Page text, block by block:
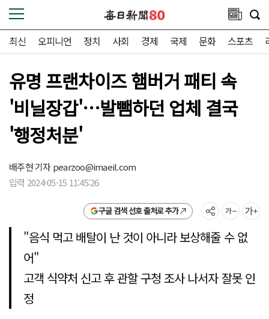
최신 오피니언 정치 사회 경제 국제 문화 스포츠
유명 프랜차이즈 햄버거 패티 속
'비닐장갑'…발뺌하던 업체 결국
'행정처분'
배주현 기자pearzoo@imaeil.com
입력 2024-05-15 11:45:26
구글 검색 선호 출처로 추가
"음식 먹고 배탈이 난 것이 아니라 보상해줄 수 없
어"
고객 식약처 신고 후 관할 구청 조사 나서자 잘못 인
정